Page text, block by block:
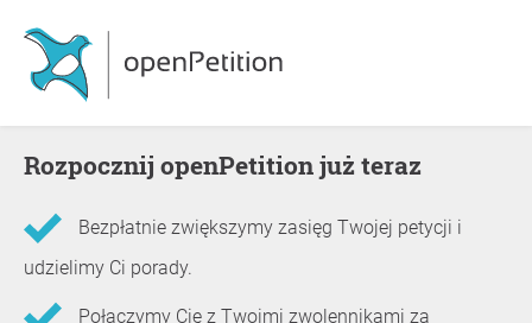
Rozpocznij openPetition już teraz
Bezpłatnie zwiększymy zasięg Twojej petycji i
udzielimy Ci porady.
Połączymy Cię z Twoimi zwolennikami za